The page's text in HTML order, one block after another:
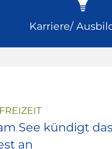
Karriere/
See kündigt
an